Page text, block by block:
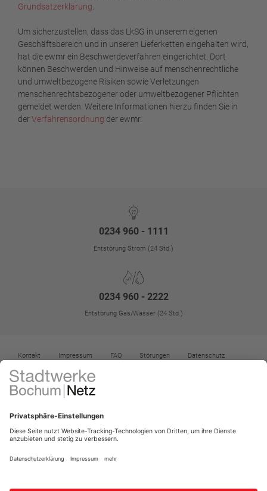
Grundsatzerklärung.
Um sicherzustellen, dass das LkSG in unserem eigenen
Geschäftsbereich und in unseren Lieferketten eingehalten wird,
hat die ewmr ein Beschwerdeverfahren eingerichtet. Dort
können Beschwerden und Hinweise auf menschenrechtliche
und umweltbezogene Risiken sowie Verletzungen
menschenrechtsbezogener oder umweltbezogener Pflichten
gemeldet werden. Weitere Informationen hierzu finden Sie in
derVerfahrensordnung der ewmr.
0234 960 - 1111
Entstörung Strom (24 Std.)
0234 960 - 2222
Entstörung Gas/Wasser (24 Std.)
Kontakt Impressum FAQ Störungen
Datenschutz
Datenschutz-Einstellungen
Vertrag widerrufen